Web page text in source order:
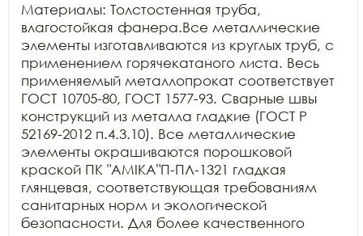
Материалы: Толстостенная труба,
влагостойкая фанера.Все металлические
элементы изготавливаются из круглых труб, с
применением горячекатаного листа. Весь
применяемый металлопрокат соответствует
ГОСТ 10705-80, ГОСТ 1577-93. Сварные швы
конструкций из металла гладкие (ГОСТ Р
52169-2012 п.4.3.10). Все металлические
элементы окрашиваются порошковой
краской ПК "АМIKA"П-ПЛ-1321 гладкая
глянцевая, соответствующая требованиям
санитарных норм и экологической
безопасности. Для более качественного